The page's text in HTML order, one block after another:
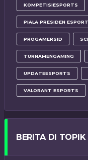
KOMPETISIESPORTS
PIALA PRESIDEN ESPORT
PROGAMERSID
TURNAMENGAMING
UPDATEESPORTS
VALORANT ESPORTS
BERITA DI TOPIK